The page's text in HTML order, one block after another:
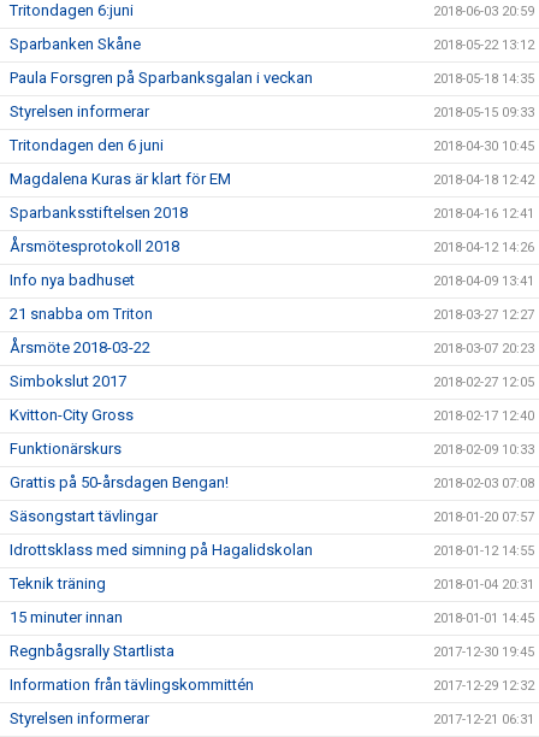
Tritondagen 6:juni 2018-06-03 20:59
Sparbanken Skåne 2018-05-22 13:12
Paula Forsgren på Sparbanksgalan i veckan 2018-05-18 14:35
Styrelsen informerar 2018-05-15 09:33
Tritondagen den 6 juni 2018-04-30 10:45
Magdalena Kuras är klart för EM 2018-04-18 12:42
Sparbanksstiftelsen 2018 2018-04-16 12:41
Årsmötesprotokoll 2018 2018-04-12 14:26
Info nya badhuset 2018-04-09 13:41
21 snabba om Triton 2018-03-27 12:27
Årsmöte 2018-03-22 2018-03-07 20:23
Simbokslut 2017 2018-02-27 12:05
Kvitton-City Gross 2018-02-17 12:40
Funktionärskurs 2018-02-09 10:33
Grattis på 50-årsdagen Bengan! 2018-02-03 07:08
Säsongstart tävlingar 2018-01-20 07:57
Idrottsklass med simning på Hagalidskolan 2018-01-12 14:55
Teknik träning 2018-01-04 20:31
15 minuter innan 2018-01-01 14:45
Regnbågsrally Startlista 2017-12-30 19:45
Information från tävlingskommittén 2017-12-29 12:32
Styrelsen informerar 2017-12-21 06:31